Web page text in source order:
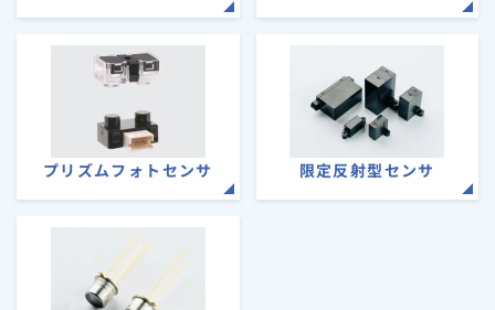
プリズムフォトセンサ 限定反射型センサ